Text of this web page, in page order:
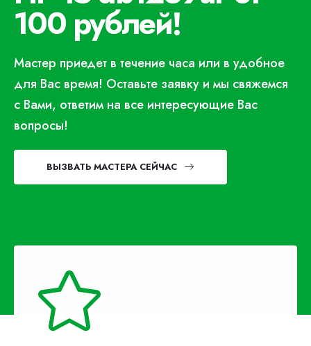
100 рублей!
Мастер приедет в течение часа или в удобное
для Вас время! Оставьте заявку и мы свяжемся
с Вами, ответим на все интересующие Вас
вопросы!
ВЫЗВАТЬ МАСТЕРА СЕЙЧАС